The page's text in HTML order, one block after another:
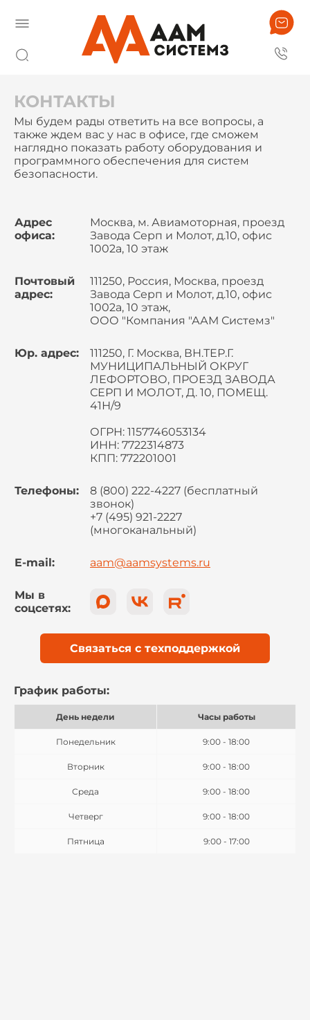
КОНТАКТЫ
Мы будем рады ответить на все вопросы, а
также ждем вас у нас в офисе, где сможем
наглядно показать работу оборудования и
программного обеспечения для систем
безопасности.
Адрес
офиса:
Москва, м. Авиамоторная, проезд
Завода Серп и Молот, д.10, офис
1002а, 10 этаж
Почтовый
адрес:
111250, Россия, Москва, проезд
Завода Серп и Молот, д.10, офис
1002а, 10 этаж,
ООО "Компания "ААМ Системз"
Юр. адрес:
111250, Г. Москва, ВН.ТЕР.Г.
МУНИЦИПАЛЬНЫЙ ОКРУГ
ЛЕФОРТОВО, ПРОЕЗД ЗАВОДА
СЕРП И МОЛОТ, Д. 10, ПОМЕЩ.
41Н/9
ОГРН: 1157746053134
ИНН: 7722314873
КПП: 772201001
Телефоны:
8 (800) 222-4227 (бесплатный
звонок)
+7 (495) 921-2227
(многоканальный)
E-mail: aam@aamsystems.ru
Мы в
соцсетях:
Связаться с техподдержкой
График работы:
День недели Часы работы
Понедельник 9:00 - 18:00
Вторник 9:00 - 18:00
Среда 9:00 - 18:00
Четверг 9:00 - 18:00
Пятница 9:00 - 17:00